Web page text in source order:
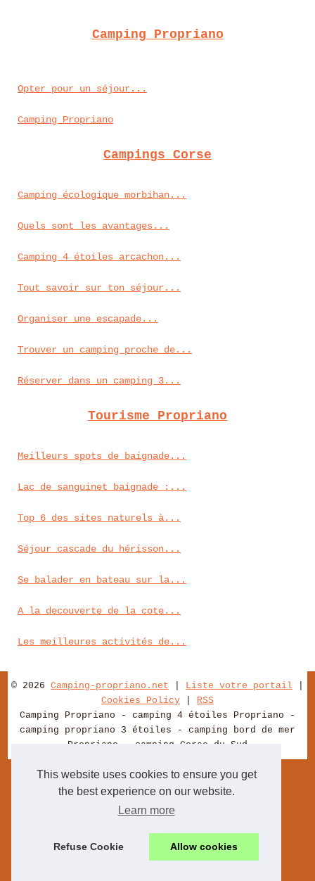
This website uses cookies to ensure you get
the best experience on our website.
Learn more
Refuse Cookie Allow cookies
Camping Propriano
Opter pour un séjour...
Camping Propriano
Campings Corse
Camping écologique morbihan...
Quels sont les avantages...
Camping 4 étoiles arcachon...
Tout savoir sur ton séjour...
Organiser une escapade...
Trouver un camping proche de...
Réserver dans un camping 3...
Tourisme Propriano
Meilleurs spots de baignade...
Lac de sanguinet baignade :...
Top 6 des sites naturels à...
Séjour cascade du hérisson...
Se balader en bateau sur la...
A la decouverte de la cote...
Les meilleures activités de...
© 2026 Camping-propriano.net Liste votre portail
Cookies Policy
RSS
Camping Propriano - camping 4 étoiles Propriano -
camping propriano 3 étoiles - camping bord de mer
Propriano - camping Corse du Sud